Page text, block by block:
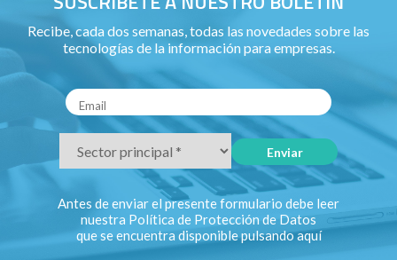
Recibe, cada dos semanas, todas las novedades sobre las
tecnologías de la información para empresas.
Antes de enviar el presente formulario debe leer
nuestra Política de Protección de Datos
que se encuentra disponible pulsandoaquí